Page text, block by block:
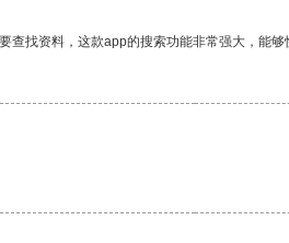
找资料，这款app的搜索功能非常强大，能够